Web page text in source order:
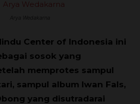
Center of Indonesia ini
sosok yang
memprotes sampul
sampul album Iwan Fals,
yang disutradarai